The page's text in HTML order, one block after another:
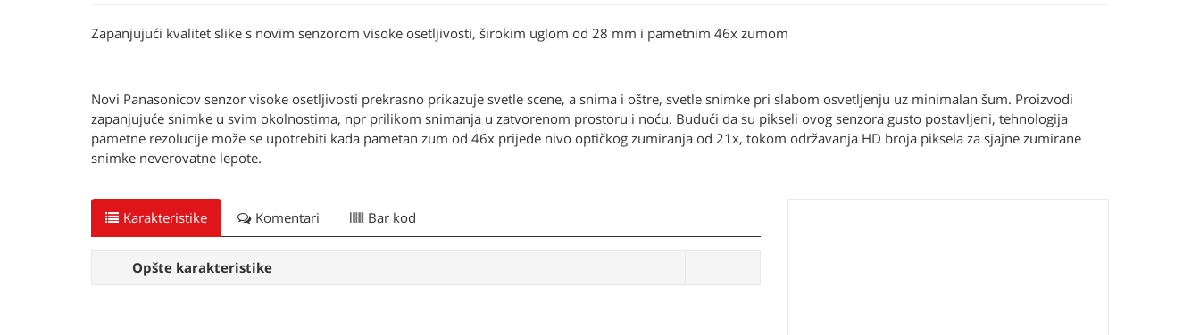
Zapanjujući kvalitet slike s novim senzorom visoke osetljivosti, širokim uglom od 28 mm i pametnim 46x zumom
Novi Panasonicov senzor visoke osetljivosti prekrasno prikazuje svetle scene, a snima i oštre, svetle snimke pri slabom osvetljenju uz minimalan šum. Proizvodi
zapanjujuće snimke u svim okolnostima, npr prilikom snimanja u zatvorenom prostoru i noću. Budući da su pikseli ovog senzora gusto postavljeni, tehnologija
pametne rezolucije može se upotrebiti kada pametan zum od 46x prijeđe nivo optičkog zumiranja od 21x, tokom održavanja HD broja piksela za sjajne zumirane
snimke neverovatne lepote.
Karakteristike Komentari Bar kod
Opšte karakteristike